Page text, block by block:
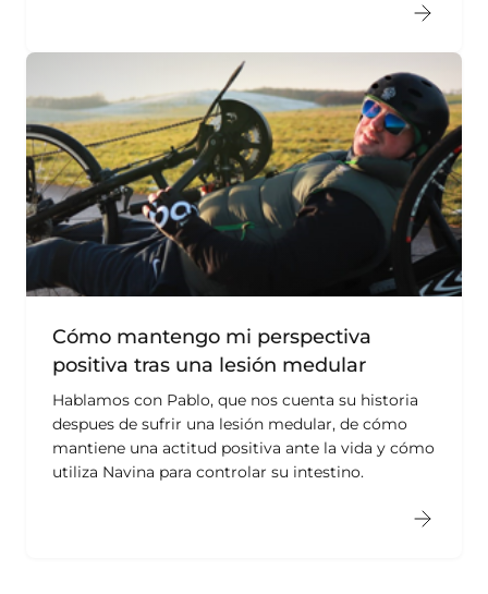
Cómo mantengo mi perspectiva
positiva tras una lesión medular
Hablamos con Pablo, que nos cuenta su historia
despues de sufrir una lesión medular, de cómo
mantiene una actitud positiva ante la vida y cómo
utiliza Navina para controlar su intestino.